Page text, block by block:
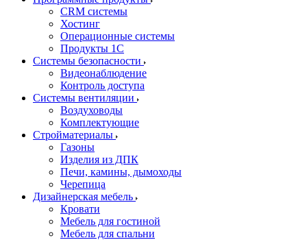
CRM системы
Хостинг
Операционные системы
Продукты 1С
Системы безопасности
Видеонаблюдение
Контроль доступа
Системы вентиляции
Воздуховоды
Комплектующие
Стройматериалы
Газоны
Изделия из ДПК
Печи, камины, дымоходы
Черепица
Дизайнерская мебель
Кровати
Мебель для гостиной
Мебель для спальни